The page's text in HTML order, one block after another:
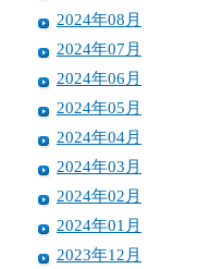
2024年08月
2024年07月
2024年06月
2024年05月
2024年04月
2024年03月
2024年02月
2024年01月
2023年12月